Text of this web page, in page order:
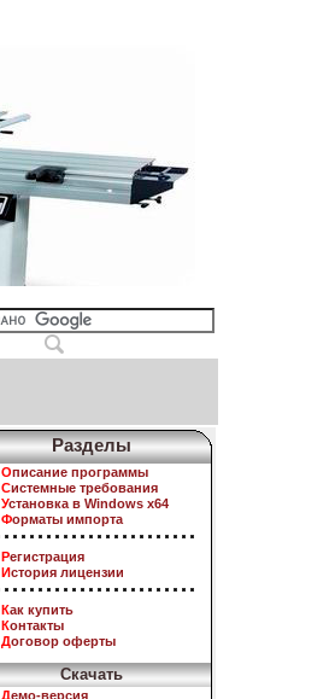
Разделы
Описание программы
Системные требования
Установка в Windows x64
Форматы импорта
Регистрация
История лицензии
Как купить
Контакты
Договор оферты
Скачать
Демо-версия